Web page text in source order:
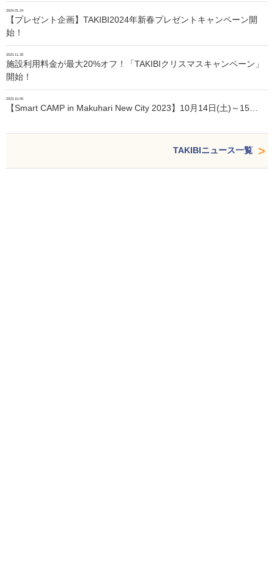
2024.01.24
【プレゼント企画】TAKIBI2024年新春プレゼントキャンペーン開
始！
2023.11.30
施設利用料金が最大20%オフ！「TAKIBIクリスマスキャンペーン」
開始！
2023.10.05
【Smart CAMP in Makuhari New City 2023】10月14日(土)～15…
TAKIBIニュース一覧